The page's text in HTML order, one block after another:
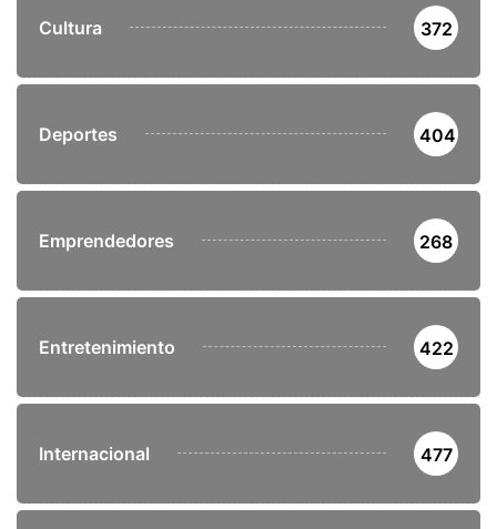
Cultura 372
Deportes 404
Emprendedores 268
Entretenimiento 422
Internacional 477